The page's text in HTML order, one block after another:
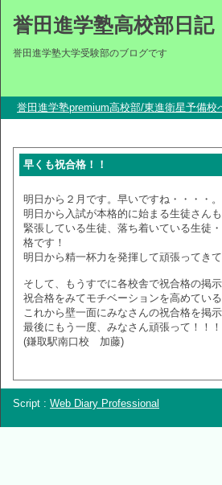
誉田進学塾高校部日記
誉田進学塾大学受験部のブログです
誉田進学塾premium高校部/東進衛星予備校
早くも祝合格！！
明日から２月です。早いですね・・・・。
明日から入試が本格的に始まる生徒さんも
緊張している生徒、落ち着いている生徒
格です！
明日から精一杯力を発揮して頑張ってきて
そして、もうすでに各校舎で祝合格の掲
祝合格をみてモチベーションを高めてい
これから壁一面にみなさんの祝合格を掲
最後にもう一度、みなさん頑張って！！！
(鎌取駅南口校 加藤)
Script : Web Diary Professional